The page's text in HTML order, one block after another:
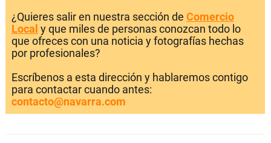
¿Quieres salir en nuestra sección de Comercio
Local y que miles de personas conozcan todo lo
que ofreces con una noticia y fotografías hechas
por profesionales?
Escríbenos a esta dirección y hablaremos contigo
para contactar cuando antes:
contacto@navarra.com